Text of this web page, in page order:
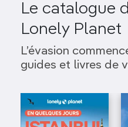
Le catalogue
Lonely Planet
L’évasion
guides et livres de